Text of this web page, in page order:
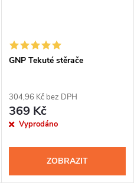
GNP Tekuté stěrače
304,96 Kč bez DPH
369 Kč
Vyprodáno
ZOBRAZIT